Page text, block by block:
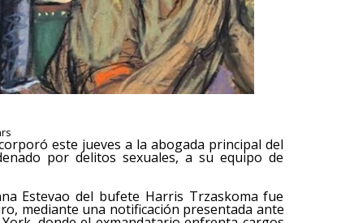
este jueves a la abogada principal del
por delitos sexuales, a su equipo de
Estevao del bufete Harris Trzaskoma fue
mediante una notificación presentada ante